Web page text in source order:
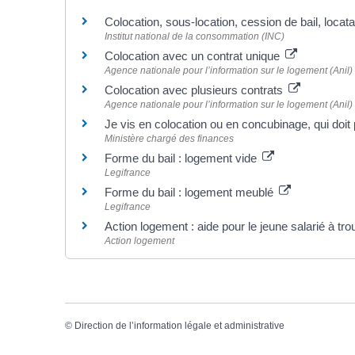
Colocation, sous-location, cession de bail,
Institut national de la consommation (INC)
Colocation avec un contrat unique
Agence nationale pour l’information sur le logement (Anil)
Colocation avec plusieurs contrats
Agence nationale pour l’information sur le logement (Anil)
Je vis en colocation ou en concubinage, qui doit
Ministère chargé des finances
Forme du bail : logement vide
Legifrance
Forme du bail : logement meublé
Legifrance
Action logement : aide pour le jeune salarié à
Action logement
© Direction de l’information légale et administrative